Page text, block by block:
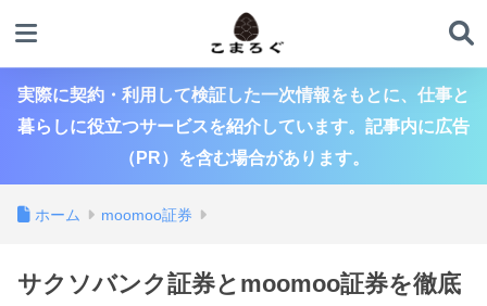
実際に契約・利用して検証した一次情報をもとに、仕事と
暮らしに役立つサービスを紹介しています。記事内に広告
（PR）を含む場合があります。
ホーム moomoo証券
サクソバンク証券とmoomoo証券を徹底